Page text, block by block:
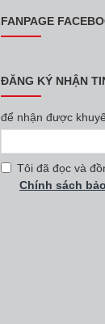
FANPAGE
ĐĂNG KÝ NHẬN
để nhận được
Tôi đã đọc và
Chính sách